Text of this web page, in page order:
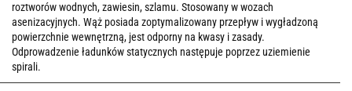
roztworów wodnych, zawiesin, szlamu. Stosowany w wozach
asenizacyjnych. Wąż posiada zoptymalizowany przepływ i wygładzoną
powierzchnie wewnętrzną, jest odporny na kwasy i zasady.
Odprowadzenie ładunków statycznych następuje poprzez uziemienie
spirali.